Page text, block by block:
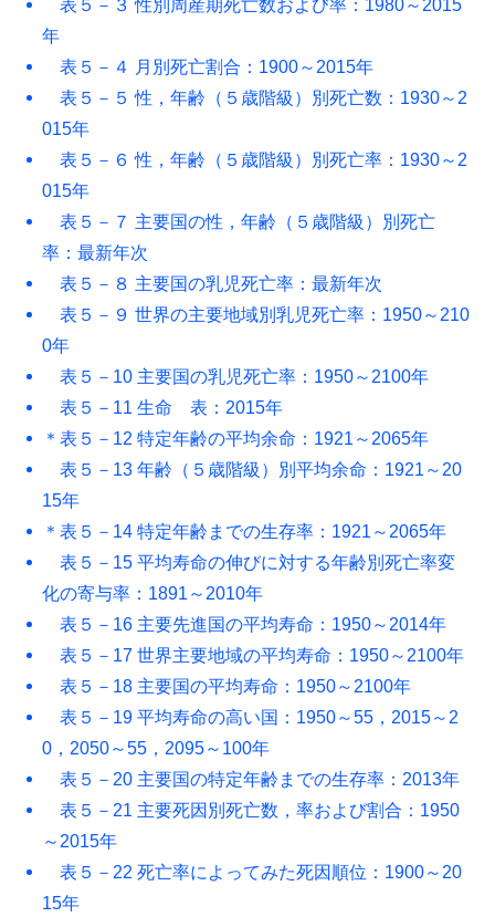
表５－３ 性別周産期死亡数および率：1980～2015
年
表５－４ 月別死亡割合：1900～2015年
表５－５ 性，年齢（５歳階級）別死亡数：1930～2
015年
表５－６ 性，年齢（５歳階級）別死亡率：1930～2
015年
表５－７ 主要国の性，年齢（５歳階級）別死亡
率：最新年次
表５－８ 主要国の乳児死亡率：最新年次
表５－９ 世界の主要地域別乳児死亡率：1950～210
0年
表５－10 主要国の乳児死亡率：1950～2100年
表５－11 生命 表：2015年
＊表５－12 特定年齢の平均余命：1921～2065年
表５－13 年齢（５歳階級）別平均余命：1921～20
15年
＊表５－14 特定年齢までの生存率：1921～2065年
表５－15 平均寿命の伸びに対する年齢別死亡率変
化の寄与率：1891～2010年
表５－16 主要先進国の平均寿命：1950～2014年
表５－17 世界主要地域の平均寿命：1950～2100年
表５－18 主要国の平均寿命：1950～2100年
表５－19 平均寿命の高い国：1950～55，2015～2
0，2050～55，2095～100年
表５－20 主要国の特定年齢までの生存率：2013年
表５－21 主要死因別死亡数，率および割合：1950
～2015年
表５－22 死亡率によってみた死因順位：1900～20
15年